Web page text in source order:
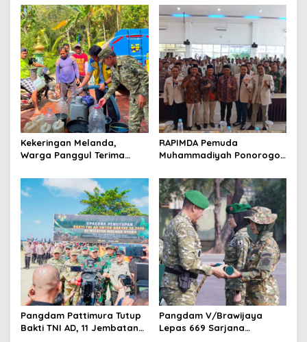
Model Nasional Kamtibmas
Kekeringan Melanda,
Warga Panggul Terima
RAPIMDA Pemuda
Muhammadiyah Ponorogo
Kebangsaan Berbasis
Integritas
Pangdam Pattimura Tutup
Bakti TNI AD, 11 Jembatan
Pangdam V/Brawijaya
Lepas 669 Sarjana